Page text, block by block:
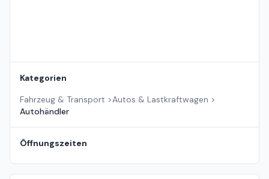
Kategorien
Fahrzeug & Transport >Autos & Lastkraftwagen >
Autohändler
Öffnungszeiten